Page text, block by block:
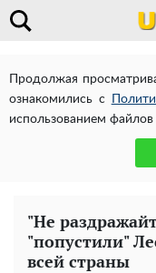
Продолжая
ознакомились с
использованием файлов
"Не
"попустили"
всей страны